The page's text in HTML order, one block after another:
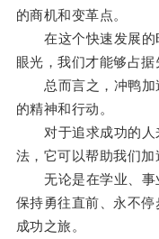
的商机和变革点。
在这个快速发展的
眼光，我们才能够占据
总而言之，冲鸭加
的精神和行动。
对于追求成功的人
法，它可以帮助我们加
无论是在学业、事
保持勇往直前、永不
成功之旅。